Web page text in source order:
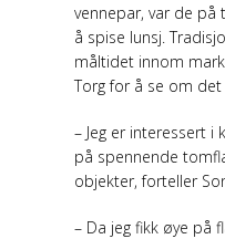
vennepar, var de
å spise lunsj.
måltidet innom
Torg for å se om det
– Jeg er interessert
på spennende
objekter, forteller
– Da jeg fikk øye på